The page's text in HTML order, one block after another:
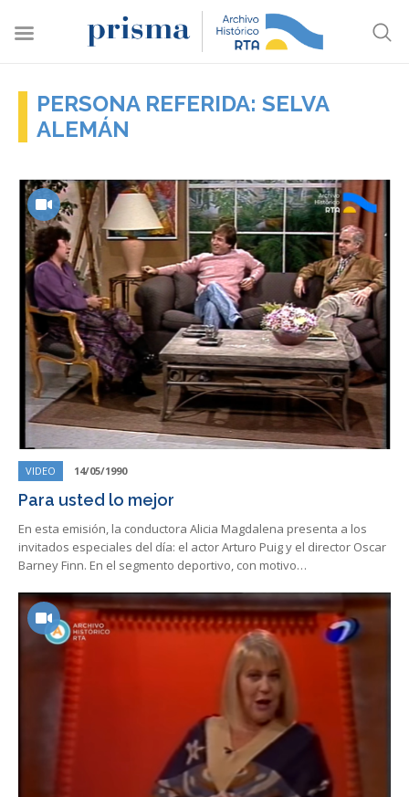
PERSONA REFERIDA: SELVA
ALEMÁN
VIDEO 14/05/1990
Para usted lo mejor
En esta emisión, la conductora Alicia Magdalena presenta a los
invitados especiales del día: el actor Arturo Puig y el director Oscar
Barney Finn. En el segmento deportivo, con motivo…